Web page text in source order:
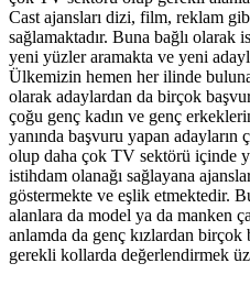
Cast ajansları dizi, film, reklam
sağlamaktadır. Buna bağlı olarak
yeni yüzler aramakta ve yeni
Ülkemizin hemen her ilinde
olarak adaylardan da birçok
çoğu genç kadın ve genç
yanında başvuru yapan adayların
olup daha çok TV sektörü içinde
istihdam olanağı sağlayana
göstermekte ve eşlik etmektedir.
alanlara da model ya da manken
anlamda da genç kızlardan birçok
gerekli kollarda değerlendirmek